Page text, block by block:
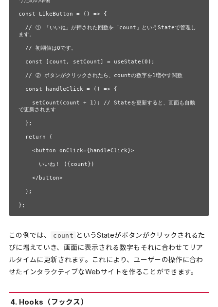
const LikeButton = () => {
// ① 「いいね」が押された回数を「count」というStateで管理し
ます。
// 初期値は0です。
const [count, setCount] = useState(0);
// ② ボタンがクリックされたら、countの数字を1増やす関数
const handleClick = () => {
setCount(count + 1); // Stateを更新すると、画面も自動
で更新されます
};
return (
<button onClick={handleClick}>
いいね！ ({count})
</button>
);
};
この例では、 count というStateがボタンがクリックされるた
びに増えていき、画面に表示される数字もそれに合わせてリア
ルタイムに更新されます。これにより、ユーザーの操作に合わ
せたインタラクティブなWebサイトを作ることができます。
4. Hooks（フックス）